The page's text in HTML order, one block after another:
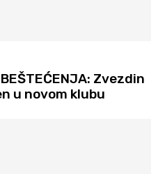
Zvezdin
u novom klubu